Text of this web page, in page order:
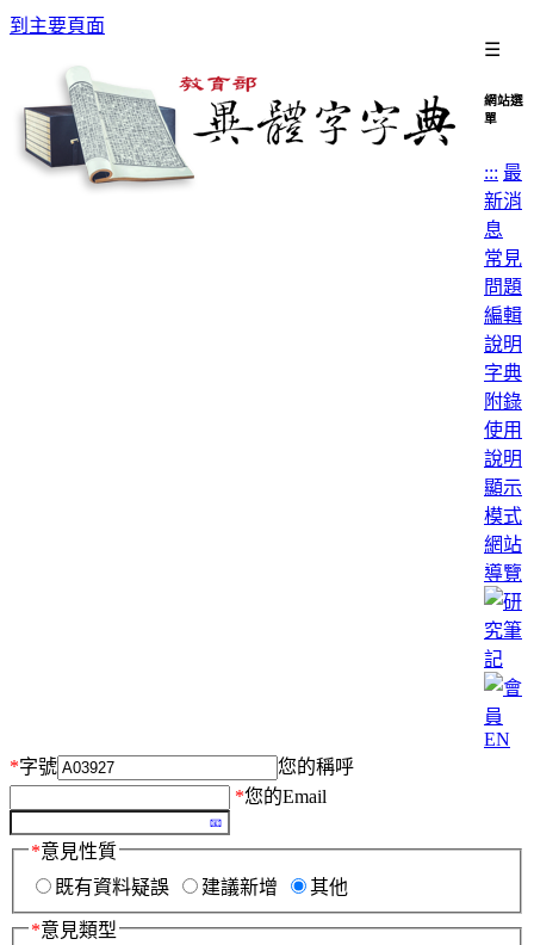
到主要頁面
☰
網站選
單
::: 最
新消
息
常見
問題
編輯
說明
字典
附錄
使用
說明
顯示
模式
網站
導覽
EN
*字號
您的稱呼
*您的Email
*意見性質
既有資料疑誤
建議新增 其他
*意見類型